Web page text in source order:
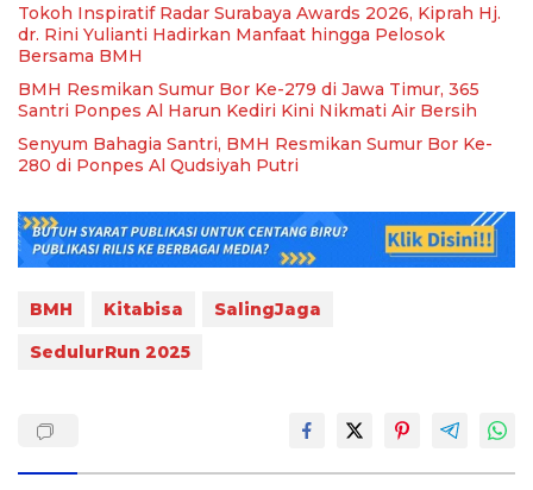
Tokoh Inspiratif Radar Surabaya Awards 2026, Kiprah Hj.
dr. Rini Yulianti Hadirkan Manfaat hingga Pelosok
Bersama BMH
BMH Resmikan Sumur Bor Ke-279 di Jawa Timur, 365
Santri Ponpes Al Harun Kediri Kini Nikmati Air Bersih
Senyum Bahagia Santri, BMH Resmikan Sumur Bor Ke-
280 di Ponpes Al Qudsiyah Putri
BMH Kitabisa
SalingJaga
SedulurRun 2025